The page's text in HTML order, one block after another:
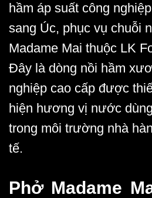
hầm áp suất công
sang Úc, phục vụ chuỗi
Madame Mai thuộc LK
Đây là dòng nồi hầm
nghiệp cao cấp được
hiện hương vị nước
trong môi trường nhà
tế.
Phở Madame